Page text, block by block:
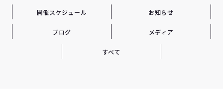
開催スケジュール お知らせ
ブログ メディア
すべて